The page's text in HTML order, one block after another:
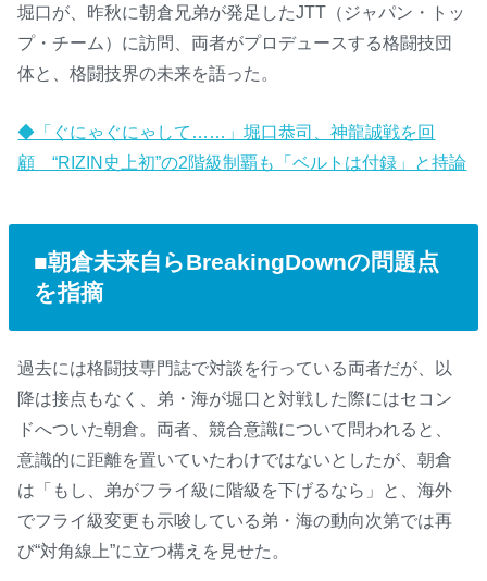
堀口が、昨秋に朝倉兄弟が発足したJTT（ジャパン・トッ
プ・チーム）に訪問、両者がプロデュースする格闘技団
体と、格闘技界の未来を語った。
◆「ぐにゃぐにゃして……」堀口恭司、神龍誠戦を回
顧 “RIZIN史上初”の2階級制覇も「ベルトは付録」と持論
■朝倉未来自らBreakingDownの問題点
を指摘
過去には格闘技専門誌で対談を行っている両者だが、以
降は接点もなく、弟・海が堀口と対戦した際にはセコン
ドへついた朝倉。両者、競合意識について問われると、
意識的に距離を置いていたわけではないとしたが、朝倉
は「もし、弟がフライ級に階級を下げるなら」と、海外
でフライ級変更も示唆している弟・海の動向次第では再
び“対角線上”に立つ構えを見せた。